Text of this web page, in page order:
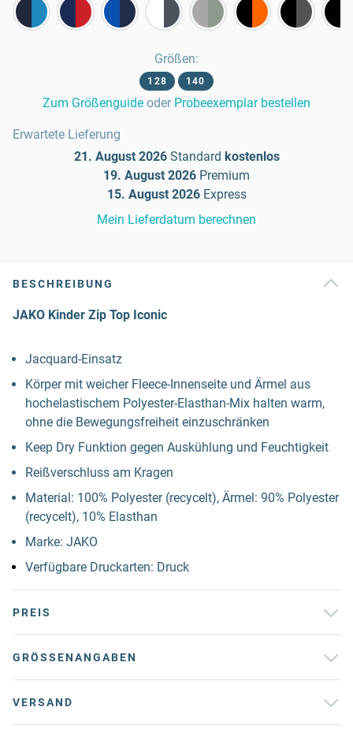
Größen:
128 140
Zum Größenguide oder Probeexemplar bestellen
Erwartete Lieferung
21. August 2026 Standard kostenlos
19. August 2026 Premium
15. August 2026 Express
Mein Lieferdatum berechnen
BESCHREIBUNG
JAKO Kinder Zip Top Iconic
Jacquard-Einsatz
Körper mit weicher Fleece-Innenseite und Ärmel aus
hochelastischem Polyester-Elasthan-Mix halten warm,
ohne die Bewegungsfreiheit einzuschränken
Keep Dry Funktion gegen Auskühlung und Feuchtigkeit
Reißverschluss am Kragen
Material: 100% Polyester (recycelt), Ärmel: 90% Polyester
(recycelt), 10% Elasthan
Marke: JAKO
Verfügbare Druckarten: Druck
PREIS
GRÖSSENANGABEN
VERSAND